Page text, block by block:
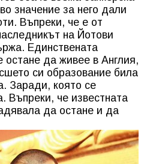
значение за него дали
Въпреки, че е от
на Йотови
Единствената
остане да живее в Англия,
си образование била
Заради, която се
Въпреки, че известната
да остане и да